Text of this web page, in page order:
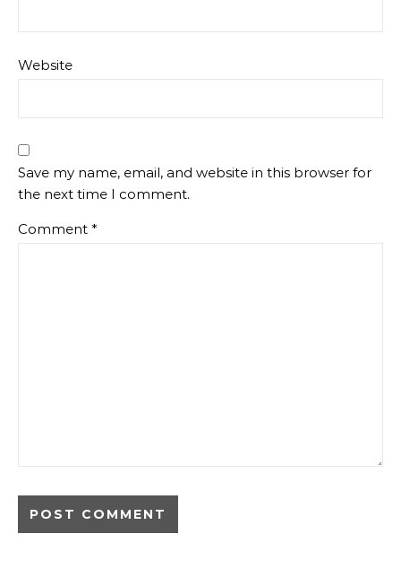
Website
Save my name, email, and website in this browser for
the next time I comment.
Comment *